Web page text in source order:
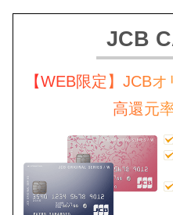
JCB
【WEB限定】JCB
高還元